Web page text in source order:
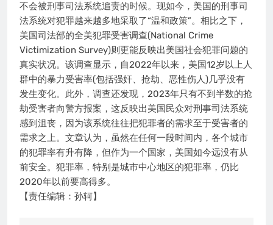
不会被刑事司法系统追责的时候。现如今，美国的刑事司
法系统对犯罪越来越多地采取了“温和政策”。相比之下，
美国司法部的全美犯罪受害调查(National Crime
Victimization Survey)则更能反映出美国社会犯罪问题的
真实状况。该调查显示，自2022年以来，美国12岁以上人
群中的暴力受害率(包括强奸、抢劫、恶性伤人)几乎没有
发生变化。此外，调查还发现，2023年只有不到半数的抢
劫受害者向警方报案，这反映出美国民众对刑事司法系统
感到沮丧，因为该系统往往把犯罪者的需求至于受害者的
需求之上。文章认为，虽然在任何一段时间内，各个城市
的犯罪率有升有降，但作为一个国家，美国如今远没有从
前安全。犯罪率，特别是城市中心地区的犯罪率，仍比
2020年以前要高得多。
【责任编辑：孙轲】